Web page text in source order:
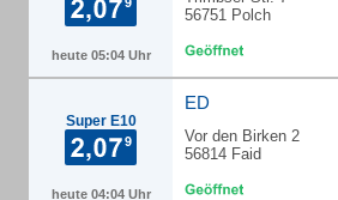
heute 05:04 Uhr
56751 Polch
Super E10
heute 04:04 Uhr
ED
Vor den Birken 2
56814 Faid